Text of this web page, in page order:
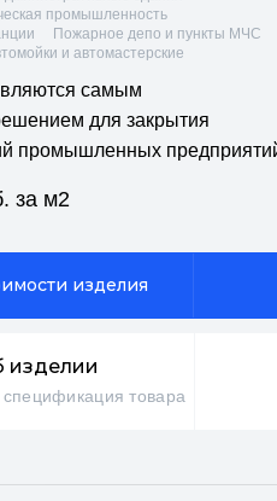
промышленность
Пожарное депо и пункты МЧС
и автомастерские
самым
для закрытия
промышленных
за м2
изделия
изделии
спецификация товара